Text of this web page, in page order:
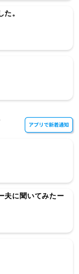
た。
夫に聞いてみたー